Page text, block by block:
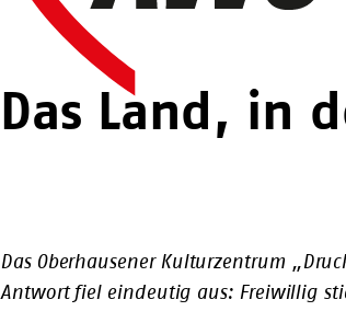
Suche
Das Land, in
Das Oberhausener Kulturzentrum
Antwort fiel eindeutig aus: Freiwillig